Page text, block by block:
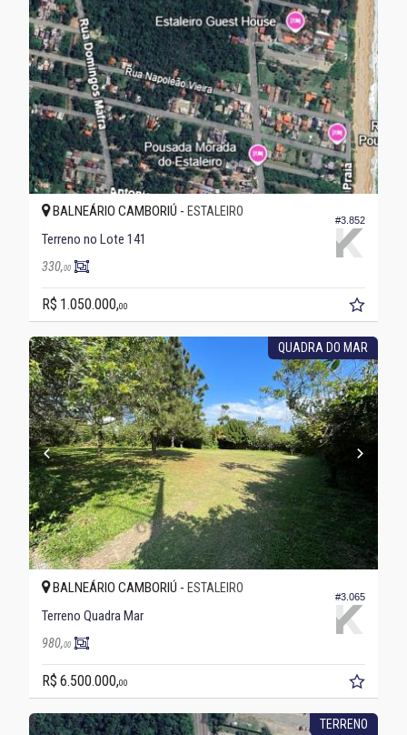
#3.852
BALNEÁRIO CAMBORIÚ - ESTALEIRO
Terreno no Lote 141
330,00
R$ 1.050.000,00
QUADRA DO MAR
#3.065
BALNEÁRIO CAMBORIÚ - ESTALEIRO
Terreno Quadra Mar
980,00
R$ 6.500.000,00
TERRENO